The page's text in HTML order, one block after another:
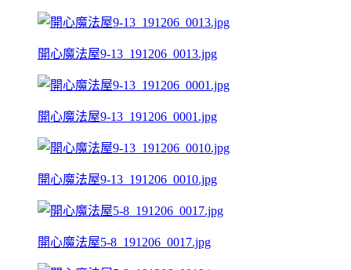
開心魔法屋9-13_191206_0013.jpg
開心魔法屋9-13_191206_0001.jpg
開心魔法屋9-13_191206_0010.jpg
開心魔法屋5-8_191206_0017.jpg